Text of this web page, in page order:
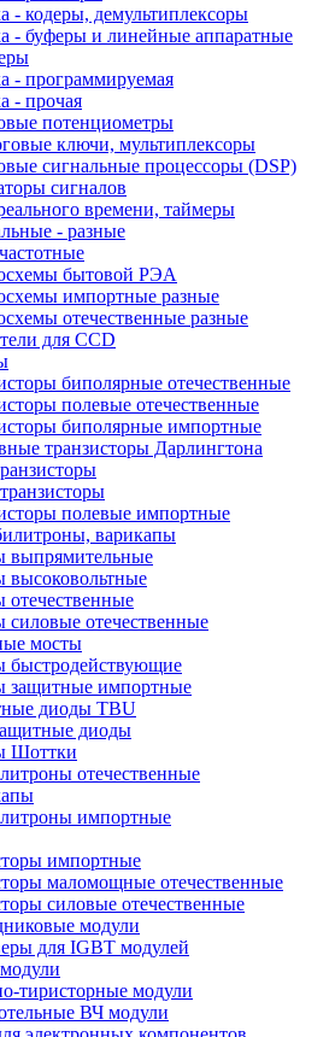
- кодеры, демультиплексоры
- буферы и линейные аппаратные
- программируемая
- прочая
потенциометры
ключи, мультиплексоры
сигнальные процессоры (DSP)
сигналов
времени, таймеры
- разные
бытовой РЭА
импортные разные
отечественные разные
для CCD
биполярные отечественные
полевые отечественные
биполярные импортные
транзисторы Дарлингтона
полевые импортные
варикапы
выпрямительные
высоковольтные
отечественные
силовые отечественные
мосты
быстродействующие
защитные импортные
диоды TBU
диоды
Шоттки
отечественные
импортные
импортные
маломощные отечественные
силовые отечественные
модули
для IGBT модулей
тиристорные модули
ВЧ модули